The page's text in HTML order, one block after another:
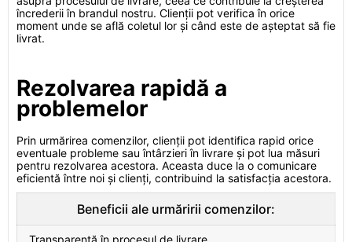
încrederii în brandul nostru. Clienții pot verifica în orice
moment unde se află coletul lor și când este de așteptat să fie
livrat.
Rezolvarea rapidă a
problemelor
Prin urmărirea comenzilor, clienții pot identifica rapid orice
eventuale probleme sau întârzieri în livrare și pot lua măsuri
pentru rezolvarea acestora. Aceasta duce la o comunicare
eficientă între noi și clienți, contribuind la satisfacția acestora.
Beneficii ale urmăririi comenzilor:
Transparență în procesul de livrare